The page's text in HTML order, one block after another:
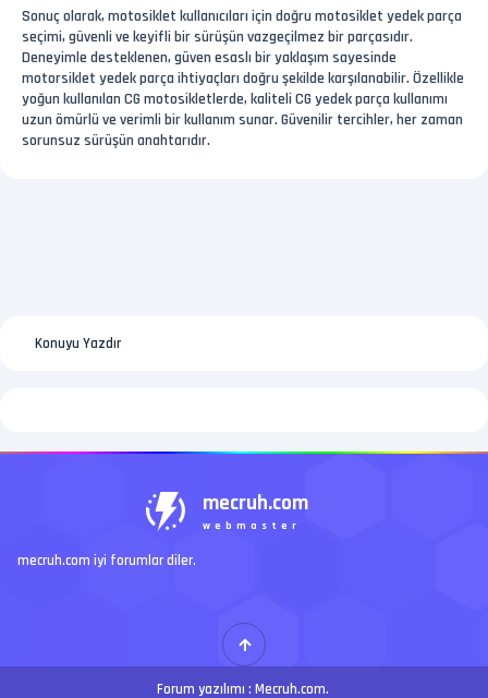
Sonuç olarak, motosiklet kullanıcıları için doğru motosiklet yedek parça
seçimi, güvenli ve keyifli bir sürüşün vazgeçilmez bir parçasıdır.
Deneyimle desteklenen, güven esaslı bir yaklaşım sayesinde
motorsiklet yedek parça ihtiyaçları doğru şekilde karşılanabilir. Özellikle
yoğun kullanılan CG motosikletlerde, kaliteli CG yedek parça kullanımı
uzun ömürlü ve verimli bir kullanım sunar. Güvenilir tercihler, her zaman
sorunsuz sürüşün anahtarıdır.
Konuyu Yazdır
mecruh.com
webmaster
mecruh.com iyi forumlar diler.
Forum yazılımı : Mecruh.com.